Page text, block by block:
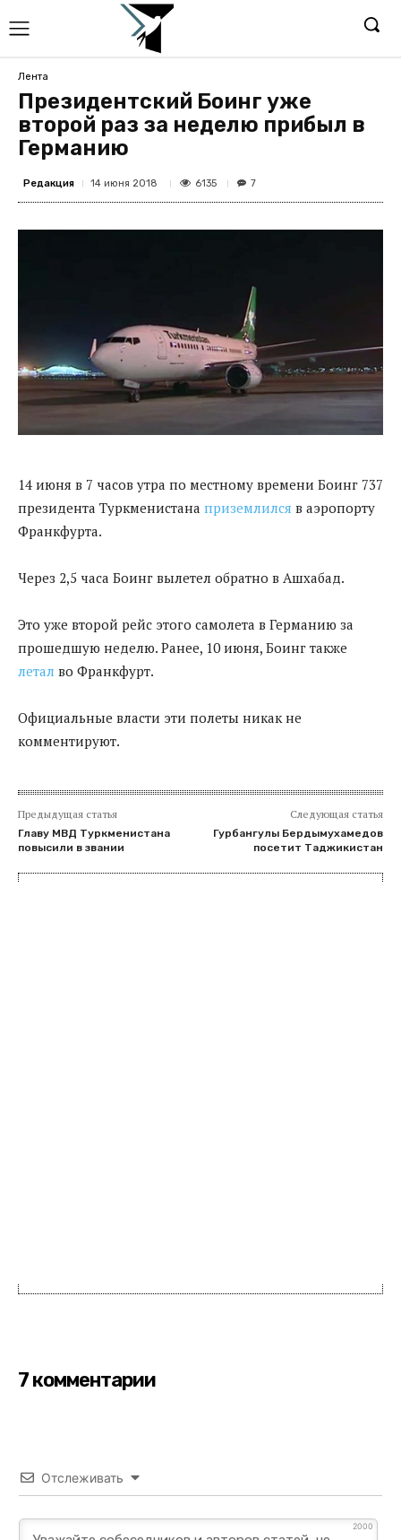
Лента
Президентский Боинг уже
второй раз за неделю прибыл в
Германию
Редакция 14 июня 2018 6135 7
14 июня в 7 часов утра по местному времени Боинг 737
президента Туркменистана приземлился в аэропорту
Франкфурта.
Через 2,5 часа Боинг вылетел обратно в Ашхабад.
Это уже второй рейс этого самолета в Германию за
прошедшую неделю. Ранее, 10 июня, Боинг также
летал во Франкфурт.
Официальные власти эти полеты никак не
комментируют.
Предыдущая статья
Главу МВД Туркменистана
повысили в звании
Следующая статья
Гурбангулы Бердымухамедов
посетит Таджикистан
7 комментарии
Отслеживать
2000